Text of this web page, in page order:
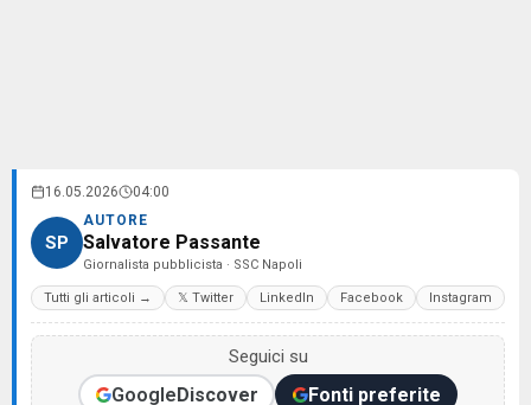
16.05.2026 04:00
SP
AUTORE
Salvatore Passante
Giornalista pubblicista · SSC Napoli
Tutti gli articoli → 𝕏 Twitter LinkedIn Facebook Instagram
Seguici su
GoogleDiscover Fonti preferite